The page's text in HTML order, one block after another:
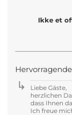
Ikke et
Liebe Gäste,
herzlichen
dass Ihnen
Ich freue